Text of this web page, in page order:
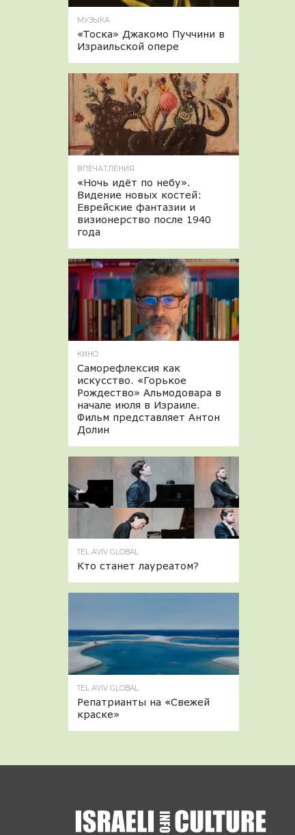
МУЗЫКА
«Тоска» Джакомо Пуччини в
Израильской опере
ВПЕЧАТЛЕНИЯ
«Ночь идёт по небу».
Видение новых костей:
Еврейские фантазии и
визионерство после 1940
года
КИНО
Саморефлексия как
искусство. «Горькое
Рождество» Альмодовара в
начале июля в Израиле.
Фильм представляет Антон
Долин
TEL AVIV GLOBAL
Кто станет лауреатом?
TEL AVIV GLOBAL
Репатрианты на «Свежей
краске»